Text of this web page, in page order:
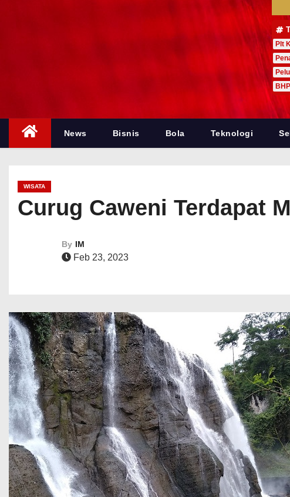
Plt
News Bisnis Bola Teknologi
WISATA
Curug Caweni Terdapat
By IM
Feb 23, 2023